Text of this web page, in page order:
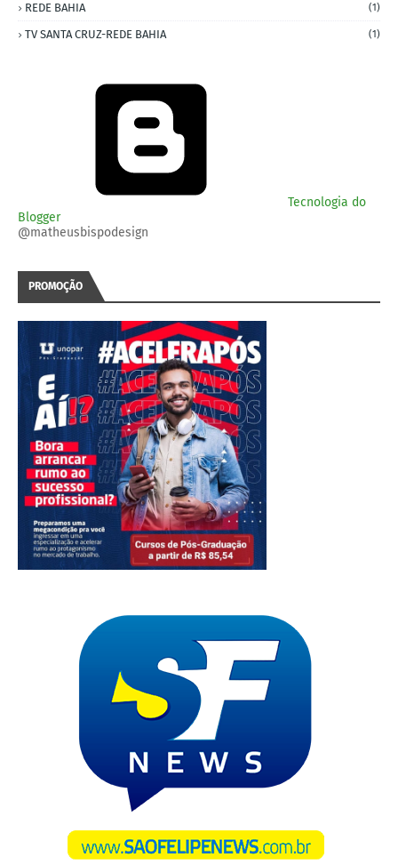
REDE BAHIA (1)
TV SANTA CRUZ-REDE BAHIA (1)
Tecnologia do
Blogger
@matheusbispodesign
PROMOÇÃO